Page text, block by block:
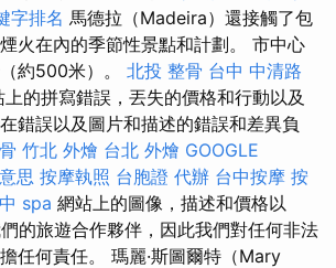
字排名 馬德拉（Madeira）還接觸了包
火在內的季節性景點和計劃。 市中心
約500米）。 北投 整骨 台中 中清路
的拼寫錯誤，丟失的價格和行動以及
錯誤以及圖片和描述的錯誤和差異負
竹北 外燴 台北 外燴 GOOGLE
思 按摩執照 台胞證 代辦 台中按摩 按
spa 網站上的圖像，描述和價格以
的旅遊合作夥伴，因此我們對任何非法
任何責任。 瑪麗·斯圖爾特（Mary